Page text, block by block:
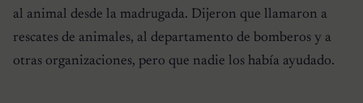
al animal desde la madrugada. Dijeron que llamaron a
rescates de animales, al departamento de bomberos y a
otras organizaciones, pero que nadie los había ayudado.